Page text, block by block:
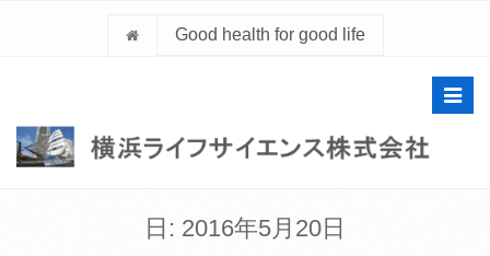
Good health for good life
日: 2016年5月20日